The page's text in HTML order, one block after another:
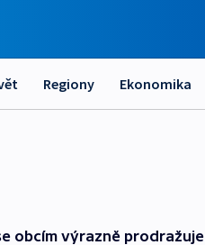
Regiony Ekonomika
obcím výrazně prodražuje